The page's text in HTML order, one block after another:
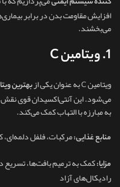
افزایش مقاومت بدن در برابر
می‌بخشند.
1. ویتامین C
ویتامین C به عنوان یکی از بهترین
می‌شود. این آنتی‌اکسیدان قوی
به مبارزه با التهاب کمک می‌کند.
منابع غذایی:مرکبات، فلفل
مزایا:کمک به ترمیم بافت‌ها، تسریع
رادیکال‌های آزاد